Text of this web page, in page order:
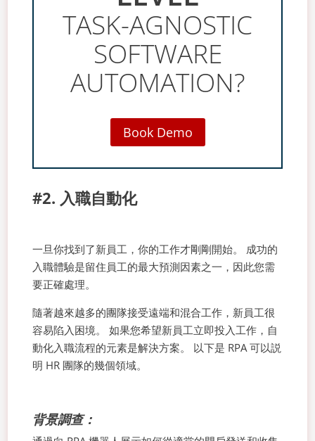
TASK-AGNOSTIC
SOFTWARE
AUTOMATION?
Book Demo
#2. 入職自動化
一旦你找到了新員工，你的工作才剛剛開始。 成功的
入職體驗是留住員工的最大預測因素之一，因此您需
要正確處理。
隨著越來越多的團隊接受遠端和混合工作，新員工很
容易陷入困境。 如果您希望新員工立即投入工作，自
動化入職流程的元素是解決方案。 以下是 RPA 可以説
明 HR 團隊的幾個領域。
背景調查：